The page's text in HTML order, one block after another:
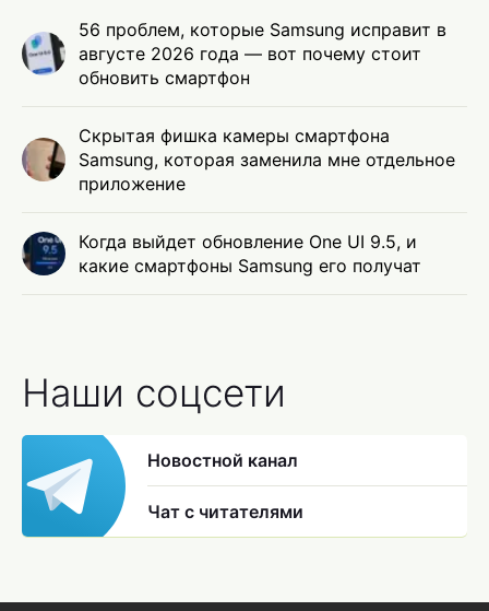
56 проблем, которые Samsung исправит в
августе 2026 года — вот почему стоит
обновить смартфон
Скрытая фишка камеры смартфона
Samsung, которая заменила мне отдельное
приложение
Когда выйдет обновление One UI 9.5, и
какие смартфоны Samsung его получат
Наши соцсети
Новостной канал
Чат с читателями